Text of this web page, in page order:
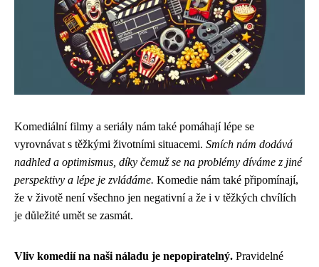
Komediální filmy a seriály nám také pomáhají lépe se
vyrovnávat s těžkými životními situacemi. Smích nám dodává
nadhled a optimismus, díky čemuž se na problémy díváme z jiné
perspektivy a lépe je zvládáme. Komedie nám také připomínají,
že v životě není všechno jen negativní a že i v těžkých chvílích
je důležité umět se zasmát.
Vliv komedií na naši náladu je nepopiratelný. Pravidelné